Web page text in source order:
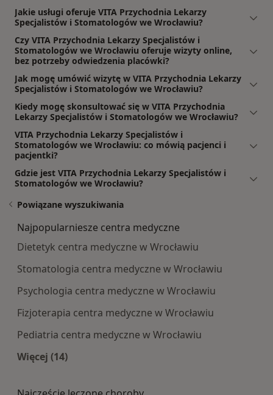
Jakie usługi oferuje VITA Przychodnia Lekarzy
Specjalistów i Stomatologów we Wrocławiu?
Czy VITA Przychodnia Lekarzy Specjalistów i
Stomatologów we Wrocławiu oferuje wizyty online,
bez potrzeby odwiedzenia placówki?
Jak mogę umówić wizytę w VITA Przychodnia Lekarzy
Specjalistów i Stomatologów we Wrocławiu?
Kiedy mogę skonsultować się w VITA Przychodnia
Lekarzy Specjalistów i Stomatologów we Wrocławiu?
VITA Przychodnia Lekarzy Specjalistów i
Stomatologów we Wrocławiu: co mówią pacjenci i
pacjentki?
Gdzie jest VITA Przychodnia Lekarzy Specjalistów i
Stomatologów we Wrocławiu?
Powiązane wyszukiwania
Najpopularniesze centra medyczne
Dietetyk centra medyczne w Wrocławiu
Stomatologia centra medyczne w Wrocławiu
Psychologia centra medyczne w Wrocławiu
Fizjoterapia centra medyczne w Wrocławiu
Pediatria centra medyczne w Wrocławiu
Więcej (14)